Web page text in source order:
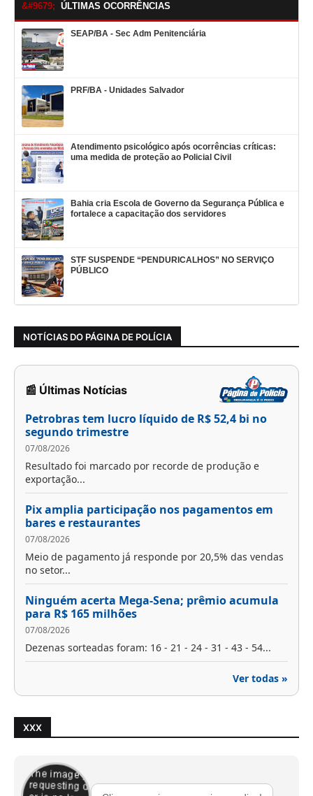
ÚLTIMAS OCORRÊNCIAS
SEAP/BA - Sec Adm Penitenciária
PRF/BA - Unidades Salvador
Atendimento psicológico após ocorrências críticas:
uma medida de proteção ao Policial Civil
Bahia cria Escola de Governo da Segurança Pública e
fortalece a capacitação dos servidores
STF SUSPENDE “PENDURICALHOS” NO SERVIÇO
PÚBLICO
NOTÍCIAS DO PÁGINA DE POLÍCIA
📰 Últimas Notícias
Petrobras tem lucro líquido de R$ 52,4 bi no
segundo trimestre
07/08/2026
Resultado foi marcado por recorde de produção e
exportação...
Pix amplia participação nos pagamentos em
bares e restaurantes
07/08/2026
Meio de pagamento já responde por 20,5% das vendas
no setor...
Ninguém acerta Mega-Sena; prêmio acumula
para R$ 165 milhões
07/08/2026
Dezenas sorteadas foram: 16 - 21 - 24 - 31 - 43 - 54...
Ver todas »
XXX